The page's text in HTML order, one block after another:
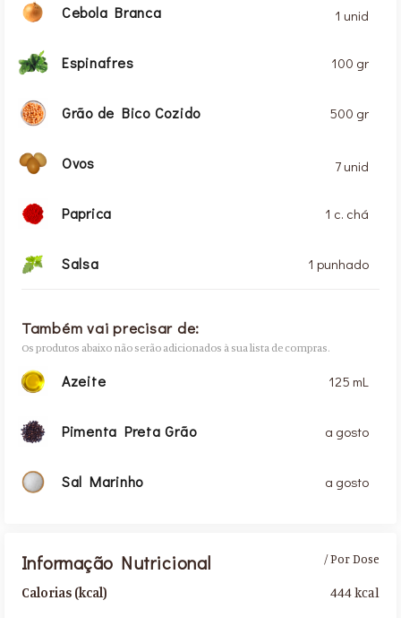
Cebola Branca 1 unid
Espinafres 100 gr
Grão de Bico Cozido 500 gr
Ovos 7 unid
Paprica 1 c. chá
Salsa 1 punhado
Também vai precisar de:
Os produtos abaixo não serão adicionados à sua lista de compras.
Azeite 125 mL
Pimenta Preta Grão a gosto
Sal Marinho a gosto
Informação Nutricional
Calorias (kcal)
/ Por Dose
444 kcal